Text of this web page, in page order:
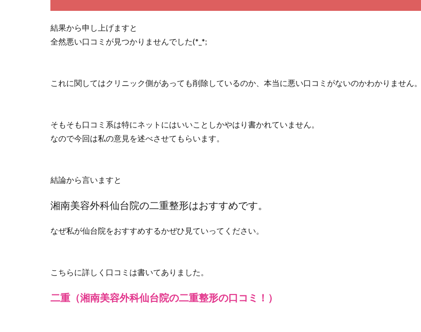
結果から申し上げますと
全然悪い口コミが見つかりませんでした(*_*;
これに関してはクリニック側があっても削除しているのか、本当に悪い口コミがないのかわかりません。
そもそも口コミ系は特にネットにはいいことしかやはり書かれていません。
なので今回は私の意見を述べさせてもらいます。
結論から言いますと
湘南美容外科仙台院の二重整形はおすすめです。
なぜ私が仙台院をおすすめするかぜひ見ていってください。
こちらに詳しく口コミは書いてありました。
二重（湘南美容外科仙台院の二重整形の口コミ！）